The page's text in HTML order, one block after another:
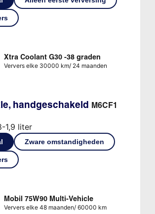
Xtra Coolant G30 -38 graden
Ververs elke 30000 km/ 24 maanden
handgeschakeld M6CF1
1,9 liter
Zware omstandigheden
Mobil 75W90 Multi-Vehicle
Ververs elke 48 maanden/ 60000 km